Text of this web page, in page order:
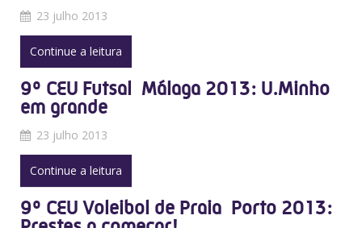
23 julho 2013
Continue a leitura
9º CEU Futsal  Málaga 2013: U.Minho
em grande
23 julho 2013
Continue a leitura
9º CEU Voleibol de Praia  Porto 2013: